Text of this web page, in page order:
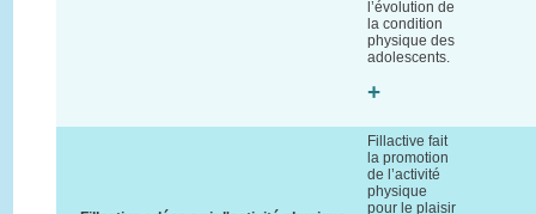
l’évolution de
la condition
physique des
adolescents.
+
Fillactive fait
la promotion
de l’activité
physique
pour le plaisir